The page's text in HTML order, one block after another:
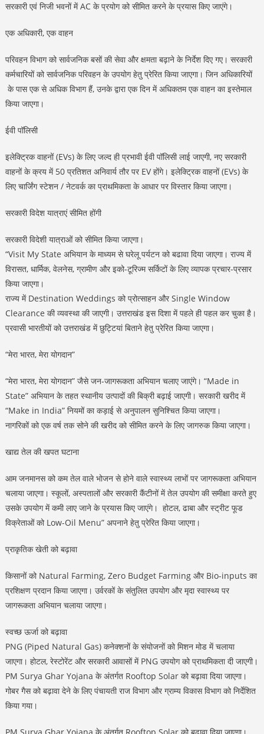
सरकारी एवं निजी भवनों में AC के प्रयोग को सीमित करने के प्रयास किए जाएंगे।
एक अधिकारी, एक वाहन
परिवहन विभाग को सार्वजनिक बसों की सेवा और क्षमता बढ़ाने के निर्देश दिए गए। सरकारी
कर्मचारियों को सार्वजनिक परिवहन के उपयोग हेतु प्रेरित किया जाएगा। जिन अधिकारियों
के पास एक से अधिक विभाग हैं, उनके द्वारा एक दिन में अधिकतम एक वाहन का इस्तेमाल
किया जाएगा।
ईवी पॉलिसी
इलेक्ट्रिक वाहनों (EVs) के लिए जल्द ही प्रभावी ईवी पॉलिसी लाई जाएगी, नए सरकारी
वाहनों के क्रय में 50 प्रतिशत अनिवार्य तौर पर EV होंगे। इलेक्ट्रिक वाहनों (EVs) के
लिए चार्जिंग स्टेशन / नेटवर्क का प्राथमिकता के आधार पर विस्तार किया जाएगा।
सरकारी विदेश यात्राएं सीमित होंगी
सरकारी विदेशी यात्राओं को सीमित किया जाएगा।
“Visit My State अभियान के माध्यम से घरेलू पर्यटन को बढावा दिया जाएगा। राज्य में
विरासत, धार्मिक, वेलनेस, ग्रामीण और इको-टूरिज्म सर्किटों के लिए व्यापक प्रचार-प्रसार
किया जाएगा।
राज्य में Destination Weddings को प्रोत्साहन और Single Window
Clearance की व्यवस्था की जाएगी। उत्तराखंड इस दिशा में पहले ही पहल कर चुका है।
प्रवासी भारतीयों को उत्तराखंड में छुट्टियां बिताने हेतु प्रेरित किया जाएगा।
“मेरा भारत, मेरा योगदान”
“मेरा भारत, मेरा योगदान” जैसे जन-जागरूकता अभियान चलाए जाएंगे। “Made in
State” अभियान के तहत स्थानीय उत्पादों की बिक्री बढ़ाई जाएगी। सरकारी खरीद में
“Make in India” नियमों का कड़ाई से अनुपालन सुनिश्चित किया जाएगा।
नागरिकों को एक वर्ष तक सोने की खरीद को सीमित करने के लिए जागरुक किया जाएगा।
खाद्य तेल की खपत घटाना
आम जनमानस को कम तेल वाले भोजन से होने वाले स्वास्थ्य लाभों पर जागरूकता अभियान
चलाया जाएगा। स्कूलों, अस्पतालों और सरकारी कैंटीनों में तेल उपयोग की समीक्षा करते हुए
उसके उपयोग में कमी लाए जाने के प्रयास किए जाएंगे। होटल, ढाबा और स्ट्रीट फूड
विक्रेताओं को Low-Oil Menu” अपनाने हेतु प्रेरित किया जाएगा।
प्राकृतिक खेती को बढ़ावा
किसानों को Natural Farming, Zero Budget Farming और Bio-inputs का
प्रशिक्षण प्रदान किया जाएगा। उर्वरकों के संतुलित उपयोग और मृदा स्वास्थ्य पर
जागरूकता अभियान चलाया जाएगा।
स्वच्छ ऊर्जा को बढ़ावा
PNG (Piped Natural Gas) कनेक्शनों के संयोजनों को मिशन मोड में चलाया
जाएगा। होटल, रेस्टोरेंट और सरकारी आवासों में PNG उपयोग को प्राथमिकता दी जाएगी।
PM Surya Ghar Yojana के अंतर्गत Rooftop Solar को बढ़ावा दिया जाएगा।
गोबर गैस को बढ़ावा देने के लिए पंचायती राज विभाग और ग्राम्य विकास विभाग को निर्देशित
किया गया।